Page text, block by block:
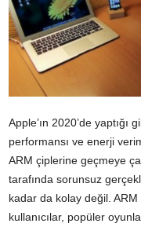
Apple’ın 2020’de
performansı ve enerji
ARM çiplerine geçmeye
tarafında sorunsuz
kadar da kolay değil. ARM
kullanıcılar, popüler